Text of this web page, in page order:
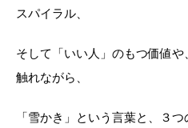
スパイラル、
そして「いい人」のもつ価値
触れながら、
「雪かき」という言葉と、３